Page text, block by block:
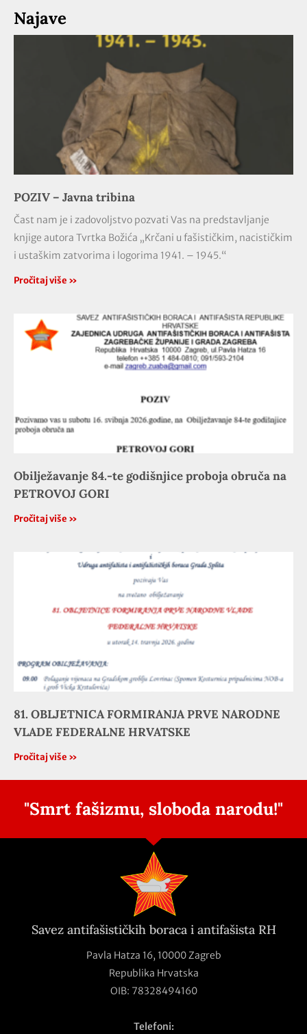
Najave
POZIV – Javna tribina
Čast nam je i zadovoljstvo pozvati Vas na predstavljanje
knjige autora Tvrtka Božića „Krčani u fašističkim, nacističkim
i ustaškim zatvorima i logorima 1941. – 1945.“
Pročitaj više »
Obilježavanje 84.-te godišnjice proboja obruča na
PETROVOJ GORI
Pročitaj više »
81. OBLJETNICA FORMIRANJA PRVE NARODNE
VLADE FEDERALNE HRVATSKE
Pročitaj više »
"Smrt fašizmu, sloboda narodu!"
Savez antifašističkih boraca i antifašista RH
Pavla Hatza 16, 10000 Zagreb
Republika Hrvatska
OIB: 78328494160
Telefoni: